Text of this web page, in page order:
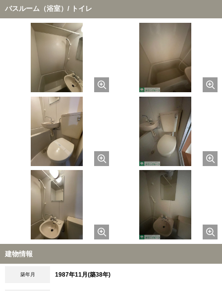
バスルーム（浴室）/ トイレ
建物情報
築年月 1987年11月(築38年)